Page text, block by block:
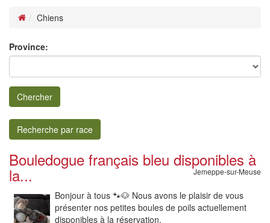
Chiens
Province:
Chercher
Recherche par race
Bouledogue français bleu disponibles à
la... Jemeppe-sur-Meuse
Bonjour à tous 🐾🐶 Nous avons le plaisir de vous
présenter nos petites boules de poils actuellement
disponibles à la réservation.